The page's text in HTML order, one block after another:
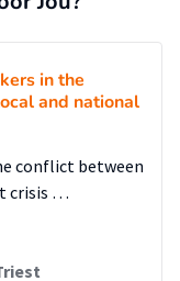
een
zelf nodig is om
je eigen veilige
Contact met
in the
and national
conflict between
crisis …